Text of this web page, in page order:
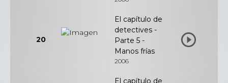
20
El capítulo de
detectives -
Parte 5 -
Manos frías
2006
El capítulo de